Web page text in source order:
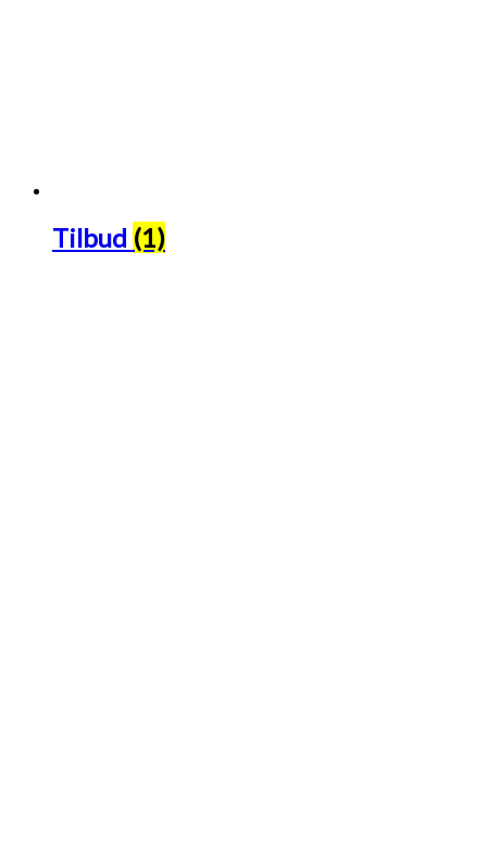
Tilbud (1)